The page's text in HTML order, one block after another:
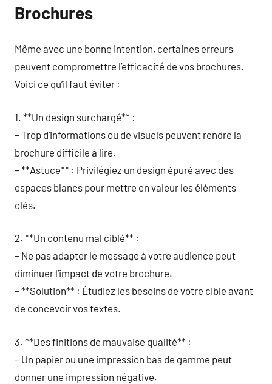
Brochures
Même avec une bonne intention, certaines erreurs
peuvent compromettre l’efficacité de vos brochures.
Voici ce qu’il faut éviter :
1. **Un design surchargé** :
– Trop d’informations ou de visuels peuvent rendre la
brochure difficile à lire.
– **Astuce** : Privilégiez un design épuré avec des
espaces blancs pour mettre en valeur les éléments
clés.
2. **Un contenu mal ciblé** :
– Ne pas adapter le message à votre audience peut
diminuer l’impact de votre brochure.
– **Solution** : Étudiez les besoins de votre cible avant
de concevoir vos textes.
3. **Des finitions de mauvaise qualité** :
– Un papier ou une impression bas de gamme peut
donner une impression négative.